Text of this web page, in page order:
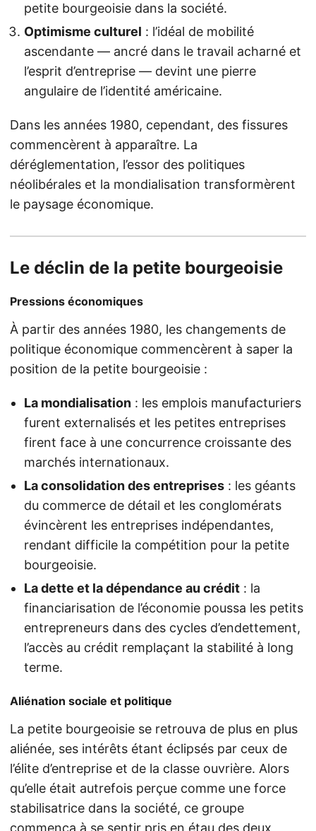
petite bourgeoisie dans la société.
Optimisme culturel : l’idéal de mobilité
ascendante — ancré dans le travail acharné et
l’esprit d’entreprise — devint une pierre
angulaire de l’identité américaine.
Dans les années 1980, cependant, des fissures
commencèrent à apparaître. La
déréglementation, l’essor des politiques
néolibérales et la mondialisation transformèrent
le paysage économique.
Le déclin de la petite bourgeoisie
Pressions économiques
À partir des années 1980, les changements de
politique économique commencèrent à saper la
position de la petite bourgeoisie :
La mondialisation : les emplois manufacturiers
furent externalisés et les petites entreprises
firent face à une concurrence croissante des
marchés internationaux.
La consolidation des entreprises : les géants
du commerce de détail et les conglomérats
évincèrent les entreprises indépendantes,
rendant difficile la compétition pour la petite
bourgeoisie.
La dette et la dépendance au crédit : la
financiarisation de l’économie poussa les petits
entrepreneurs dans des cycles d’endettement,
l’accès au crédit remplaçant la stabilité à long
terme.
Aliénation sociale et politique
La petite bourgeoisie se retrouva de plus en plus
aliénée, ses intérêts étant éclipsés par ceux de
l’élite d’entreprise et de la classe ouvrière. Alors
qu’elle était autrefois perçue comme une force
stabilisatrice dans la société, ce groupe
commença à se sentir pris en étau des deux